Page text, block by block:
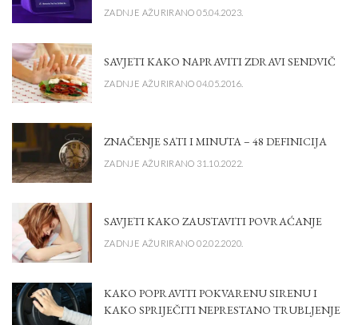
ZADNJE AŽURIRANO 05.04.2023.
SAVJETI KAKO NAPRAVITI ZDRAVI SENDVIČ
ZADNJE AŽURIRANO 04.05.2016.
ZNAČENJE SATI I MINUTA – 48 DEFINICIJA
ZADNJE AŽURIRANO 31.10.2022.
SAVJETI KAKO ZAUSTAVITI POVRAĆANJE
ZADNJE AŽURIRANO 02.02.2020.
KAKO POPRAVITI POKVARENU SIRENU I
KAKO SPRIJEČITI NEPRESTANO TRUBLJENJE